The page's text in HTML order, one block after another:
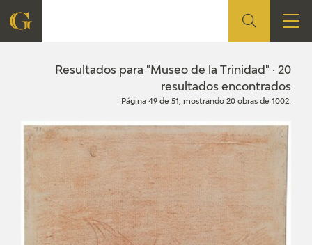
FUNDACIÓN
CENTRO DE INVESTIGACIÓN Y DOCUMENTACIÓN
ACCIÓN CORPORATIVA
CONTACTO
Resultados para "Museo de la Trinidad" · 20
resultados encontrados
Página 49 de 51, mostrando 20 obras de 1002.